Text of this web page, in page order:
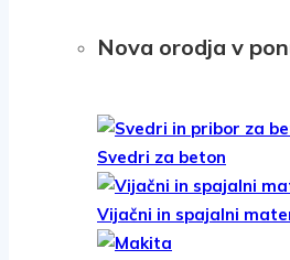
Nova orodja v
Svedri za beton
Vijačni in spajalni